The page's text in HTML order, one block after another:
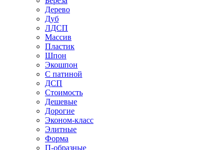
Дерево
Дуб
ЛДСП
Массив
Пластик
Шпон
Экошпон
С патиной
ДСП
Стоимость
Дешевые
Дорогие
Эконом-класс
Элитные
Форма
П-образные